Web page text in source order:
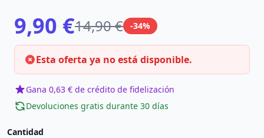
9,90 €14,90 € -34%
Esta oferta ya no está disponible.
Gana 0,63 € de crédito de fidelización
Devoluciones gratis durante 30 días
Cantidad